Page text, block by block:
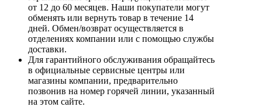
от 12 до 60 месяцев. Наши покупатели могут
обменять или вернуть товар в течение 14
дней. Обмен/возврат осуществляется в
отделениях компании или с помощью службы
доставки.
Для гарантийного обслуживания обращайтесь
в официальные сервисные центры или
магазины компании, предварительно
позвонив на номер горячей линии, указанный
на этом сайте.